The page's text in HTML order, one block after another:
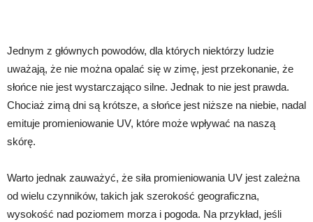
Jednym z głównych powodów, dla których niektórzy ludzie
uważają, że nie można opalać się w zimę, jest przekonanie, że
słońce nie jest wystarczająco silne. Jednak to nie jest prawda.
Chociaż zimą dni są krótsze, a słońce jest niższe na niebie, nadal
emituje promieniowanie UV, które może wpływać na naszą
skórę.
Warto jednak zauważyć, że siła promieniowania UV jest zależna
od wielu czynników, takich jak szerokość geograficzna,
wysokość nad poziomem morza i pogoda. Na przykład, jeśli